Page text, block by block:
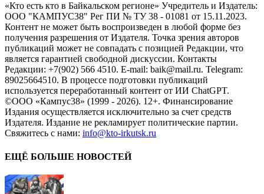
«Кто есть кто в Байкальском регионе» Учредитель и Издатель:
ООО "КАМПУС38" Рег ПИ № ТУ 38 - 01081 от 15.11.2023.
Контент не может быть воспроизведен в любой форме без
получения разрешения от Издателя. Точка зрения авторов
публикаций может не совпадать с позицией Редакции, что
является гарантией свободной дискуссии. Контакты
Редакции: +7(902) 566 4510. E-mail: baik@mail.ru. Telegram:
89025664510. В процессе подготовки публикаций
используется переработанный контент от ИИ ChatGPT.
©ООО «Кампус38» (1999 - 2026). 12+. Финансирование
Издания осуществляется исключительно за счет средств
Издателя. Издание не рекламирует политические партии.
Свяжитесь с нами: info@kto-irkutsk.ru
ЕЩЁ БОЛЬШЕ НОВОСТЕЙ